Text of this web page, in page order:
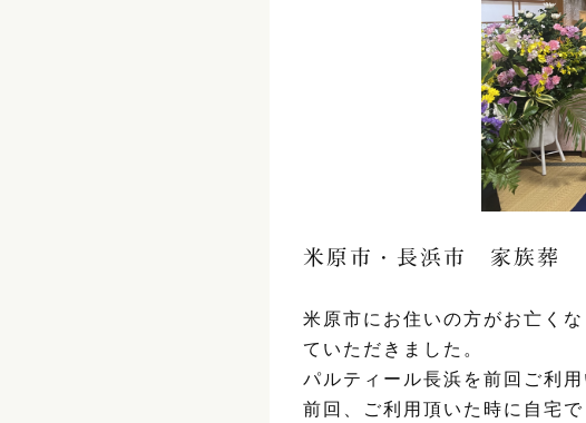
米原市・長浜市 家族葬
米原市にお住いの方がお亡く
ていただきました。
パルティール長浜を前回ご利
前回、ご利用頂いた時に自宅